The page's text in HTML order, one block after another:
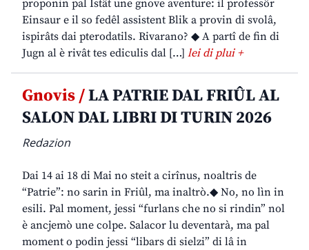
proponin pal Istât une gnove aventure: il professôr
Einsaur e il so fedêl assistent Blik a provin di svolâ,
ispirâts dai pterodatils. Rivarano? ◆ A partî de fin di
Jugn al è rivât tes ediculis dal […] lei di plui +
Gnovis /LA PATRIE DAL FRIÛL AL
SALON DAL LIBRI DI TURIN 2026
Redazion
Dai 14 ai 18 di Mai no steit a cirînus, noaltris de
“Patrie”: no sarin in Friûl, ma inaltrò.◆ No, no lìn in
esili. Pal moment, jessi “furlans che no si rindin” nol
è ancjemò une colpe. Salacor lu deventarà, ma pal
moment o podin jessi “libars di sielzi” di lâ in